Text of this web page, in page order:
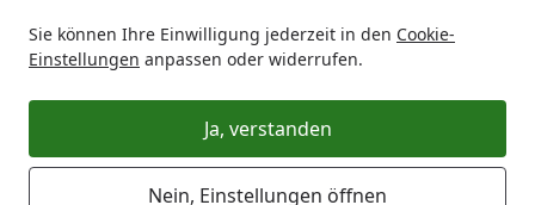
Sie können Ihre Einwilligung jederzeit in den Cookie-
Einstellungen anpassen oder widerrufen.
Ja, verstanden
Nein, Einstellungen öffnen